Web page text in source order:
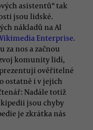
asistentů“ tak
jsou lidské.
nákladů na AI
Enterprise.
za nos a začnou
komunity lidí,
ověřitelné
ostatně i v jejich
Nadále totiž
jsou chyby
je zkrátka nás